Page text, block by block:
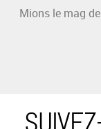
Mions le mag